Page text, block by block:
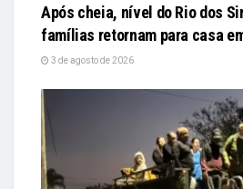
Após cheia, nível do Rio dos
famílias retornam para casa
3 de agosto de 2026